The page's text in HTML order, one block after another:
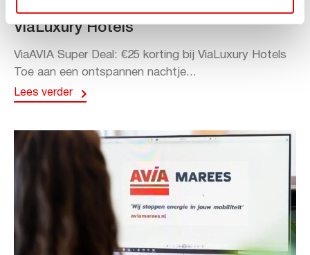
ViaAVIA Super Deal: 20% korting bij
ViaLuxury Hotels
ViaAVIA Super Deal: €25 korting bij ViaLuxury Hotels
Toe aan een ontspannen nachtje...
Lees verder